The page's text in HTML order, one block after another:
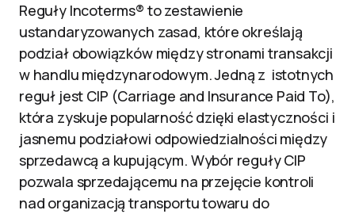
Reguły Incoterms® to zestawienie
ustandaryzowanych zasad, które określają
podział obowiązków między stronami transakcji
w handlu międzynarodowym. Jedną z istotnych
reguł jest CIP (Carriage and Insurance Paid To),
która zyskuje popularność dzięki elastyczności i
jasnemu podziałowi odpowiedzialności między
sprzedawcą a kupującym. Wybór reguły CIP
pozwala sprzedającemu na przejęcie kontroli
nad organizacją transportu towaru do